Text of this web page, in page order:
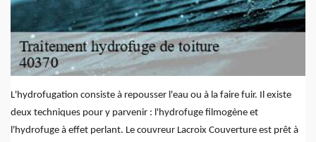
L'hydrofugation consiste à repousser l'eau ou à la faire fuir. Il existe
deux techniques pour y parvenir : l'hydrofuge filmogène et
l'hydrofuge à effet perlant. Le couvreur Lacroix Couverture est prêt à